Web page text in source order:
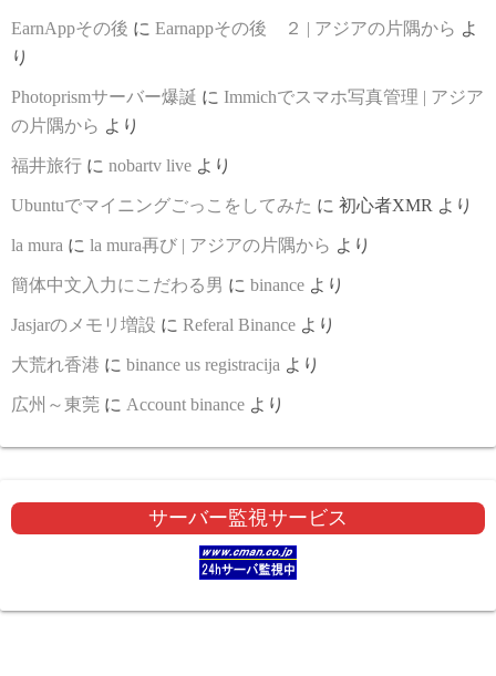
EarnAppその後 に Earnappその後 ２ | アジアの片隅から よ
り
Photoprismサーバー爆誕 に Immichでスマホ写真管理 | アジア
の片隅から より
福井旅行 に nobartv live より
Ubuntuでマイニングごっこをしてみた に 初心者XMR より
la mura に la mura再び | アジアの片隅から より
簡体中文入力にこだわる男 に binance より
Jasjarのメモリ増設 に Referal Binance より
大荒れ香港 に binance us registracija より
広州～東莞 に Account binance より
サーバー監視サービス